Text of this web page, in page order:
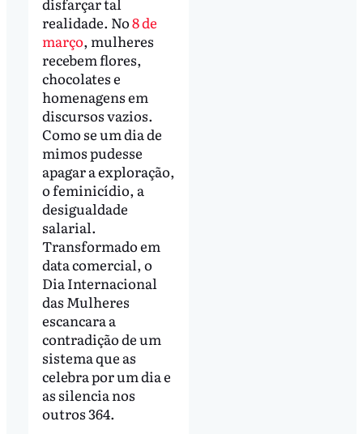
realidade. No8 de
março, mulheres
recebem flores,
chocolates e
homenagens em
discursos vazios.
Como se um dia de
mimos pudesse
apagar a exploração,
o feminicídio, a
desigualdade
salarial.
Transformado em
data comercial, o
Dia Internacional
das Mulheres
escancara a
contradição de um
sistema que as
celebra por um dia e
as silencia nos
outros 364.